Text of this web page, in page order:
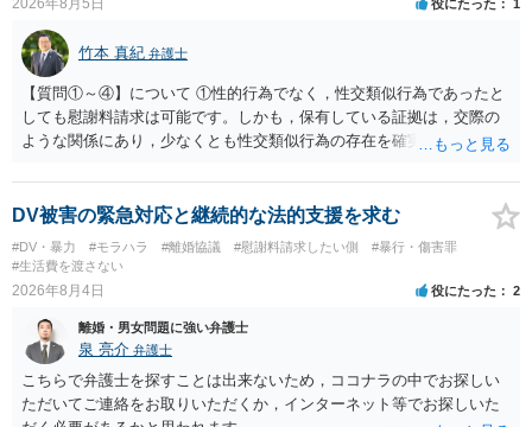
役にたった 1
竹本 真紀 弁護士
【質問①～④】について ①性的行為でなく，性交類似行為であったと
しても慰謝料請求は可能です。しかも，保有している証拠は，交際の
ような関係にあり，少なくとも性交類似行為の存在を確実に証明でき
ことを窺わせるものです。）。ですから，慰謝料請求を進めることで
よいと思います。 ただ．慰謝料額については，婚姻破綻に至っていな
いとして，この点を考慮されることになるかもしれません。 ②夫との
今後のことを考えて書いてもらうか否かを検討するのがよいと思いま
す。今ある証拠以上のことを証明（証明力を強めることも含む）でき
う。慰謝料請求としては証拠として使えることが前提であり，その価
値と夫との関係との均衡のように思います。 ③行政書士に委任をして
いるのであれば，どのような内容の委任なのか不明ですが，その行政
書士との協議になると思います。請求するか，訴訟にするか，その点
DV被害の緊急対応と継続的な法的支援を求む
#DV・暴力 #モラハラ #離婚協議 #慰謝料請求したい側
#暴行・傷害罪
#生活費を渡さない
2026年8月4日 役にたった 2
離婚・男女問題に強い弁護士
泉 亮介 弁護士
こちらで弁護士を探すことは出来ないため，ココナラの中でお探しい
ただいてご連絡をお取りいただくか，インターネット等でお探しいた